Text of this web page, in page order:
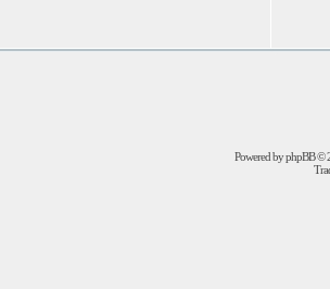
Powered byphpBB©